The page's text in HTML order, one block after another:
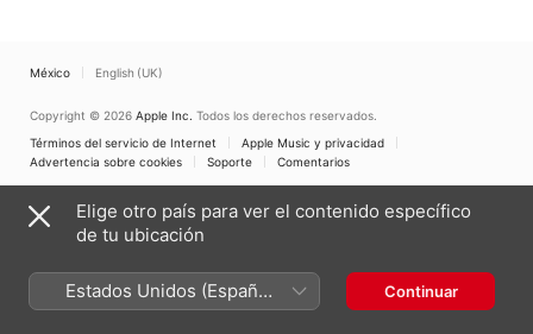
México English (UK)
Copyright © 2026 Apple Inc. Todos los derechos reservados.
Términos del servicio de Internet
Apple Music y privacidad
Advertencia sobre cookies
Soporte Comentarios
Elige otro país para ver el contenido específico
de tu ubicación
Estados Unidos (Español
México)
Continuar